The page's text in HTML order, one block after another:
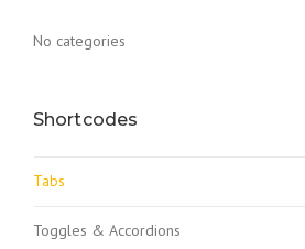
No categories
Shortcodes
Tabs
Toggles & Accordions